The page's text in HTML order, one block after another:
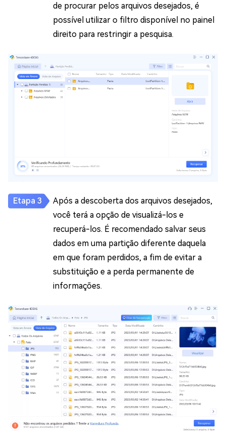
de procurar pelos arquivos desejados, é
possível utilizar o filtro disponível no painel
direito para restringir a pesquisa.
Após a descoberta dos arquivos desejados,
você terá a opção de visualizá-los e
recuperá-los. É recomendado salvar seus
dados em uma partição diferente daquela
em que foram perdidos, a fim de evitar a
substituição e a perda permanente de
informações.